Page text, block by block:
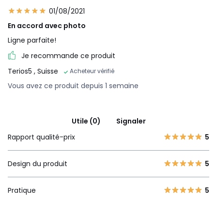
01/08/2021
En accord avec photo
Ligne parfaite!
Je recommande ce produit
Terios5 , Suisse Acheteur vérifié
Vous avez ce produit depuis 1 semaine
Utile (0)
Signaler
Rapport qualité-prix
5
Design du produit 5
Pratique 5